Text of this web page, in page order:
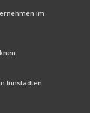
im
Innstädten